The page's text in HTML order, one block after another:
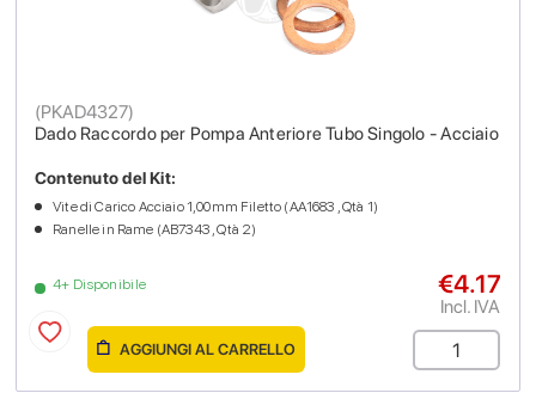
Dado Raccordo per Pompa Anteriore Tubo Singolo - Acciaio
(PKAD4327)
4+ Disponibile
Contenuto del Kit:
Vite di Carico Acciaio 1,00mm Filetto (AA1683 , Qtà 1)
Ranelle in Rame (AB7343 , Qtà 2)
€4.17
Incl. IVA
AGGIUNGI AL CARRELLO